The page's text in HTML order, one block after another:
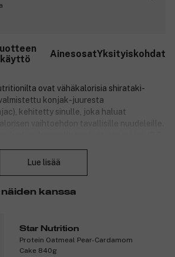
käyttö
AinesosatYksityiskohdat
ovat vähäkalorisia shirataki-
konjak-juuresta
kehitetty sinulle, joka haluat
vaihtoehdon tavallisille nuudeleille.
tasapainoiseen ruokavalioon. Diet Noodles
Nuudelit ovat helppoja ja nopeita
Lue lisää
kanssa
Star Nutrition
Protein Oatmeal Pear-Cardamom
Cake 840g